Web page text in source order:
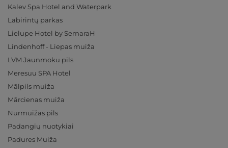
Kalev Spa Hotel and Waterpark
Labirintų parkas
Lielupe Hotel by SemaraH
Lindenhoff - Liepas muiža
LVM Jaunmoku pils
Meresuu SPA Hotel
Mālpils muiža
Mārcienas muiža
Nurmuižas pils
Padangių nuotykiai
Padures Muiža